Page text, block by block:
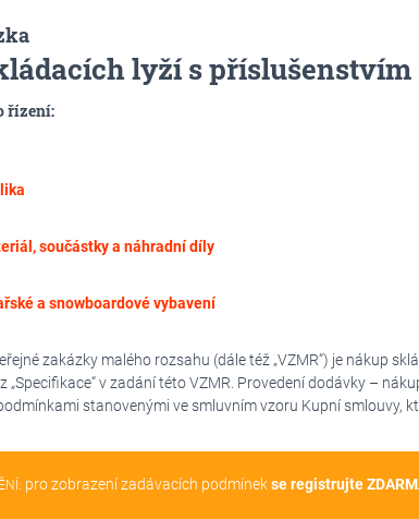
lyží s příslušenstvím
řízení:
součástky a náhradní díly
a snowboardové vybavení
zakázky malého rozsahu (dále též „VZMR“) je nákup
„Specifikace“ v zadání této VZMR. Provedení dodávky –
stanovenými ve smluvním vzoru Kupní smlouvy,
pro zobrazení zadávacích podmínekse registrujte